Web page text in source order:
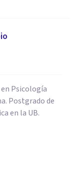
Psicología
Postgrado de
en la UB.